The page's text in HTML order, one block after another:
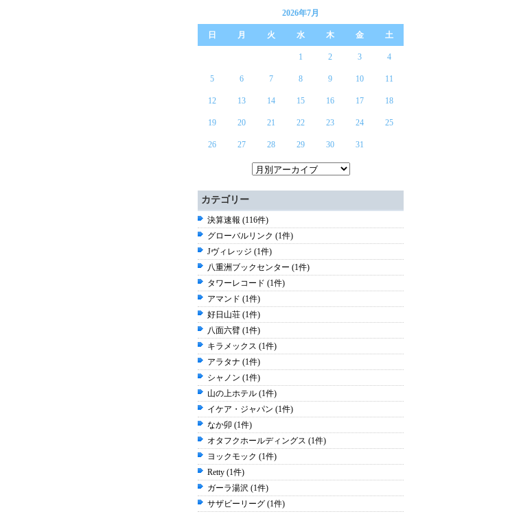
2026年7月
日 月 火 水 木 金 土
1 2 3 4
5 6 7 8 9 10 11
12 13 14 15 16 17 18
19 20 21 22 23 24 25
26 27 28 29 30 31
カテゴリー
決算速報 (116件)
グローバルリンク (1件)
Jヴィレッジ (1件)
八重洲ブックセンター (1件)
タワーレコード (1件)
アマンド (1件)
好日山荘 (1件)
八面六臂 (1件)
キラメックス (1件)
アラタナ (1件)
シャノン (1件)
山の上ホテル (1件)
イケア・ジャパン (1件)
なか卯 (1件)
オタフクホールディングス (1件)
ヨックモック (1件)
Retty (1件)
ガーラ湯沢 (1件)
サザビーリーグ (1件)